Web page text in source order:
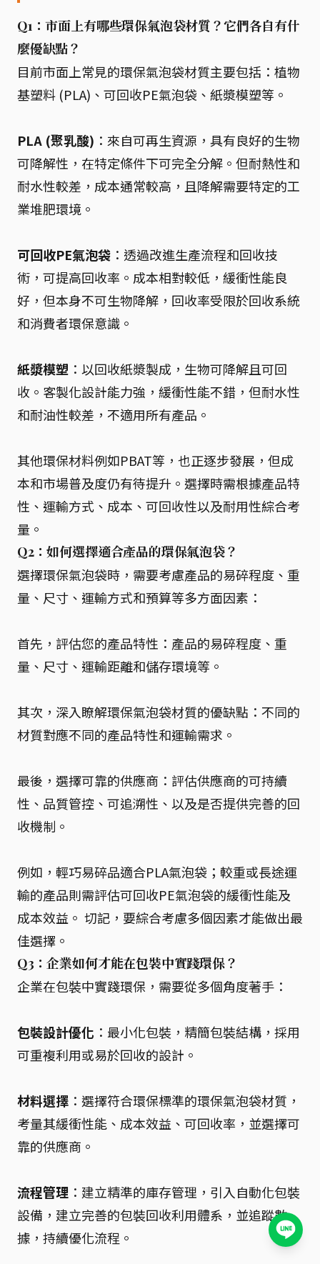
Q1：市面上有哪些環保氣泡袋材質？它們各自有什
麼優缺點？
目前市面上常見的環保氣泡袋材質主要包括：植物
基塑料 (PLA)、可回收PE氣泡袋、紙漿模塑等。
PLA (聚乳酸) ：來自可再生資源，具有良好的生物
可降解性，在特定條件下可完全分解。但耐熱性和
耐水性較差，成本通常較高，且降解需要特定的工
業堆肥環境。
可回收PE氣泡袋 ：透過改進生產流程和回收技
術，可提高回收率。成本相對較低，緩衝性能良
好，但本身不可生物降解，回收率受限於回收系統
和消費者環保意識。
紙漿模塑 ：以回收紙漿製成，生物可降解且可回
收。客製化設計能力強，緩衝性能不錯，但耐水性
和耐油性較差，不適用所有產品。
其他環保材料例如PBAT等，也正逐步發展，但成
本和市場普及度仍有待提升。選擇時需根據產品特
性、運輸方式、成本、可回收性以及耐用性綜合考
量。
Q2：如何選擇適合產品的環保氣泡袋？
選擇環保氣泡袋時，需要考慮產品的易碎程度、重
量、尺寸、運輸方式和預算等多方面因素：
首先，評估您的產品特性：產品的易碎程度、重
量、尺寸、運輸距離和儲存環境等。
其次，深入瞭解環保氣泡袋材質的優缺點：不同的
材質對應不同的產品特性和運輸需求。
最後，選擇可靠的供應商：評估供應商的可持續
性、品質管控、可追溯性、以及是否提供完善的回
收機制。
例如，輕巧易碎品適合PLA氣泡袋；較重或長途運
輸的產品則需評估可回收PE氣泡袋的緩衝性能及
成本效益。 切記，要綜合考慮多個因素才能做出最
佳選擇。
Q3：企業如何才能在包裝中實踐環保？
企業在包裝中實踐環保，需要從多個角度著手：
包裝設計優化 ：最小化包裝，精簡包裝結構，採用
可重複利用或易於回收的設計。
材料選擇 ：選擇符合環保標準的環保氣泡袋材質，
考量其緩衝性能、成本效益、可回收率，並選擇可
靠的供應商。
流程管理 ：建立精準的庫存管理，引入自動化包裝
設備，建立完善的包裝回收利用體系，並追蹤數
據，持續優化流程。